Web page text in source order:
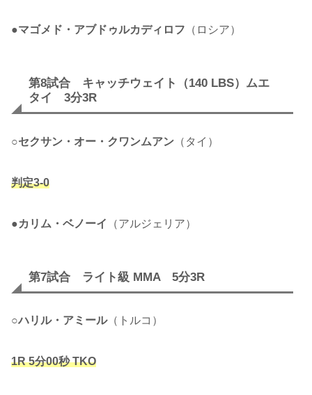
●マゴメド・アブドゥルカディロフ （ロシア）
第8試合 キャッチウェイト（140 LBS）ムエ
タイ 3分3R
○セクサン・オー・クワンムアン （タイ）
判定3-0
●カリム・ベノーイ （アルジェリア）
第7試合 ライト級 MMA 5分3R
○ハリル・アミール（トルコ）
1R 5分00秒 TKO